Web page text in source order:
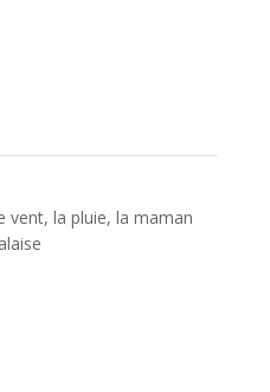
vent, la pluie, la maman